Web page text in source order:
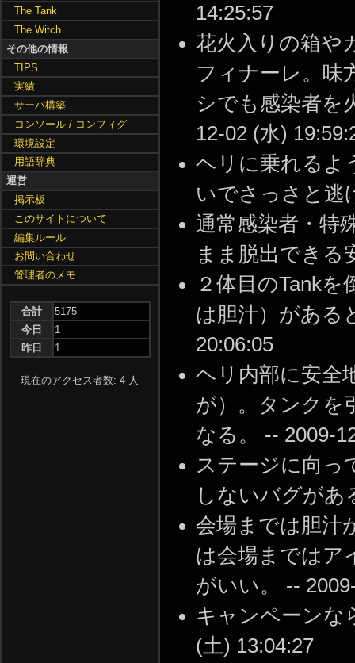
14:25:57
花火入りの箱や
フィナーレ。味
シでも感染者を
12-02 (水)
ヘリに乗れるよ
いでさっさと逃
通常感染者・特
まま脱出できる
２体目のTank
は胆汁）がある
20:06:05
ヘリ内部に安全
が）。タンクを
なる。 -- 2009-
ステージに向っ
しないバグがあ
会場までは胆汁
は会場まではア
がいい。 --
キャンペーンな
(土) 13:04:27
The Tank
The Witch
その他の情報
TIPS
実績
サーバ構築
コンソール / コンフィグ
環境設定
用語辞典
運営
掲示板
このサイトについて
編集ルール
お問い合わせ
管理者のメモ
合計
5175
今日
1
昨日
1
現在のアクセス者数: 4 人